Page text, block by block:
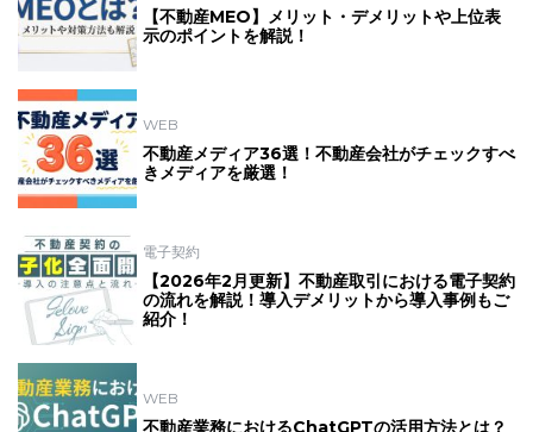
【不動産MEO】メリット・デメリットや上位表
示のポイントを解説！
WEB
不動産メディア36選！不動産会社がチェックすべ
きメディアを厳選！
電子契約
【2026年2月更新】不動産取引における電子契約
の流れを解説！導入デメリットから導入事例もご
紹介！
WEB
不動産業務におけるChatGPTの活用方法とは？